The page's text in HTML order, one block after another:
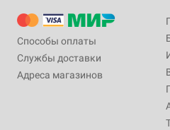
Способы оплаты
Службы доставки
Адреса магазинов